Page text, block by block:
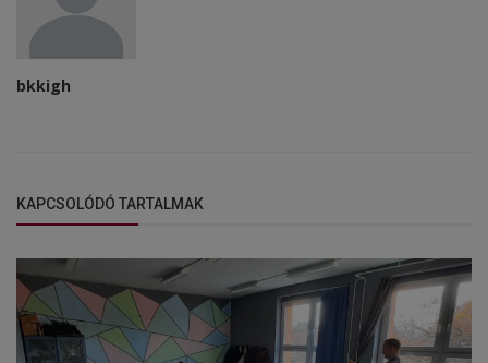
bkkigh
KAPCSOLÓDÓ TARTALMAK